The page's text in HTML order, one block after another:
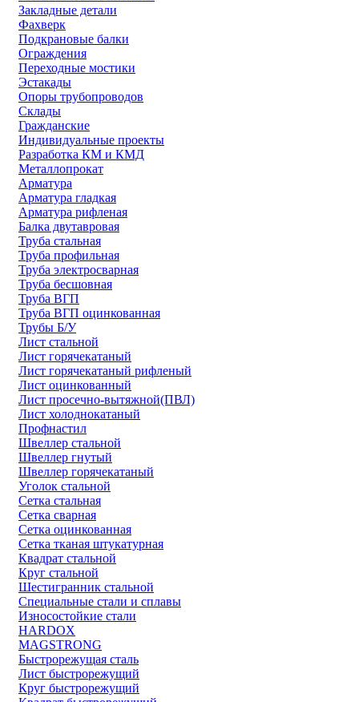
Закладные детали
Фахверк
Подкрановые балки
Ограждения
Переходные мостики
Эстакады
Опоры трубопроводов
Склады
Гражданские
Индивидуальные проекты
Разработка КМ и КМД
Металлопрокат
Арматура
Арматура гладкая
Арматура рифленая
Балка двутавровая
Труба стальная
Труба профильная
Труба электросварная
Труба бесшовная
Труба ВГП
Труба ВГП оцинкованная
Трубы Б/У
Лист стальной
Лист горячекатаный
Лист горячекатаный рифленый
Лист оцинкованный
Лист просечно-вытяжной(ПВЛ)
Лист холоднокатаный
Профнастил
Швеллер стальной
Швеллер гнутый
Швеллер горячекатаный
Уголок стальной
Сетка стальная
Сетка сварная
Сетка оцинкованная
Сетка тканая штукатурная
Квадрат стальной
Круг стальной
Шестигранник стальной
Специальные стали и сплавы
Износостойкие стали
HARDOX
MAGSTRONG
Быстрорежущая сталь
Лист быстрорежущий
Круг быстрорежущий